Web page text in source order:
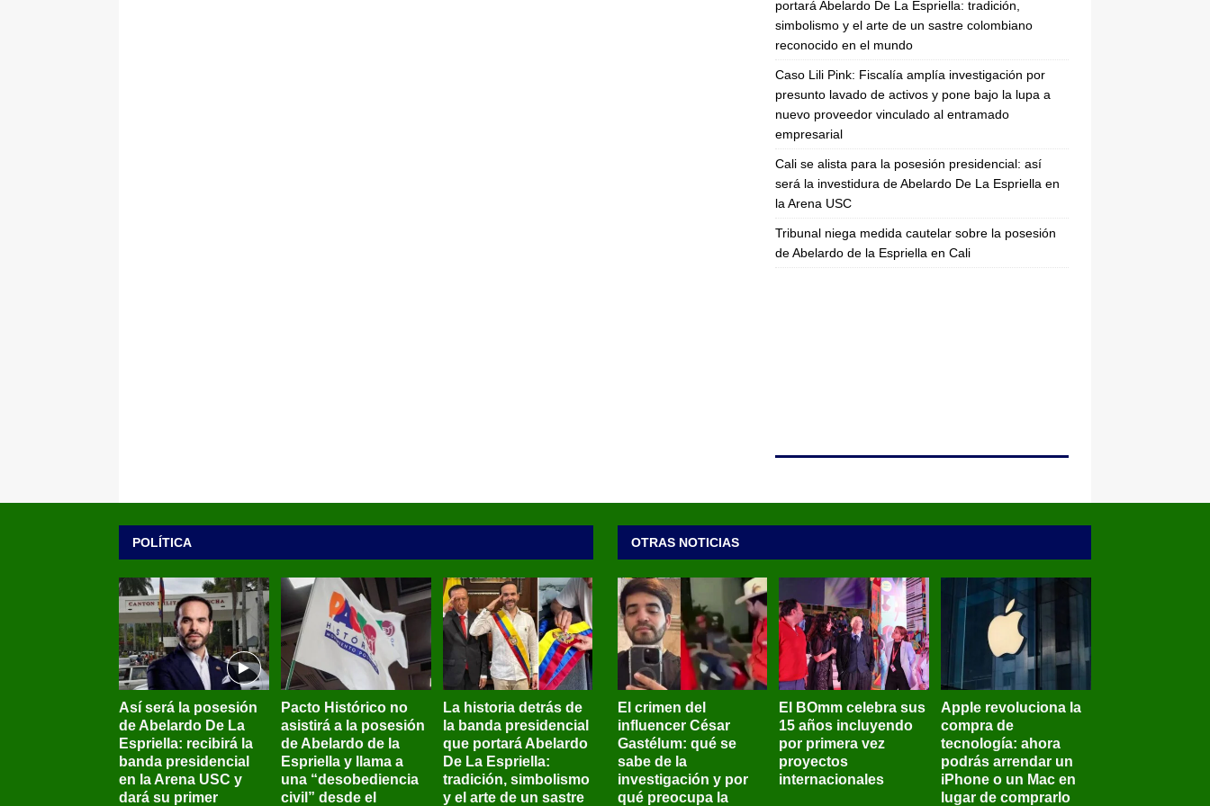
portará Abelardo De La Espriella: tradición,
simbolismo y el arte de un sastre colombiano
reconocido en el mundo
Caso Lili Pink: Fiscalía amplía investigación por
presunto lavado de activos y pone bajo la lupa a
nuevo proveedor vinculado al entramado
empresarial
Cali se alista para la posesión presidencial: así
será la investidura de Abelardo De La Espriella en
la Arena USC
Tribunal niega medida cautelar sobre la posesión
de Abelardo de la Espriella en Cali
POLÍTICA
Así será la posesión
de Abelardo De La
Espriella: recibirá la
banda presidencial
en la Arena USC y
dará su primer
Pacto Histórico no
asistirá a la posesión
de Abelardo de la
Espriella y llama a
una “desobediencia
civil” desde el
La historia detrás de
la banda presidencial
que portará Abelardo
De La Espriella:
tradición, simbolismo
y el arte de un sastre
OTRAS NOTICIAS
El crimen del
influencer César
Gastélum: qué se
sabe de la
investigación y por
qué preocupa la
El BOmm celebra sus
15 años incluyendo
por primera vez
proyectos
internacionales
Apple revoluciona la
compra de
tecnología: ahora
podrás arrendar un
iPhone o un Mac en
lugar de comprarlo